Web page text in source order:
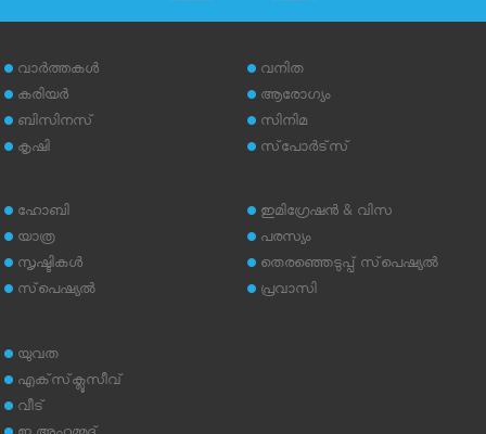
വാര്‍ത്തകള്‍
കരിയര്‍
ബിസിനസ്
കൃഷി
വനിത
ആരോഗ്യം
സിനിമ
സ്‌പോര്‍ട്‌സ്
ഹോബി
യാത്ര
സൃഷ്ടികള്‍
സ്‌പെഷ്യല്‍
ഇമിഗ്രേഷന്‍ & വിസ
പരസ്യം
തെരഞ്ഞെടുപ്പ് സ്‌പെഷ്യല്‍
പ്രവാസി
യുവത
എക്‌സ്‌ക്ലൂസീവ്
വീട്